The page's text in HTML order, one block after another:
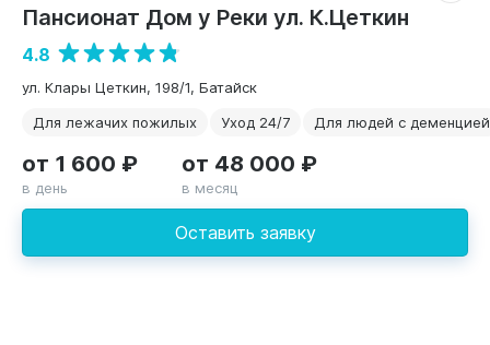
Пансионат Дом у Реки ул. К.Цеткин
4.8
ул. Клары Цеткин, 198/1, Батайск
Для лежачих пожилых
Уход 24/7 Для людей с деменцией
Оставить заявку
от 1 600 ₽
в день
от 48 000 ₽
в месяц